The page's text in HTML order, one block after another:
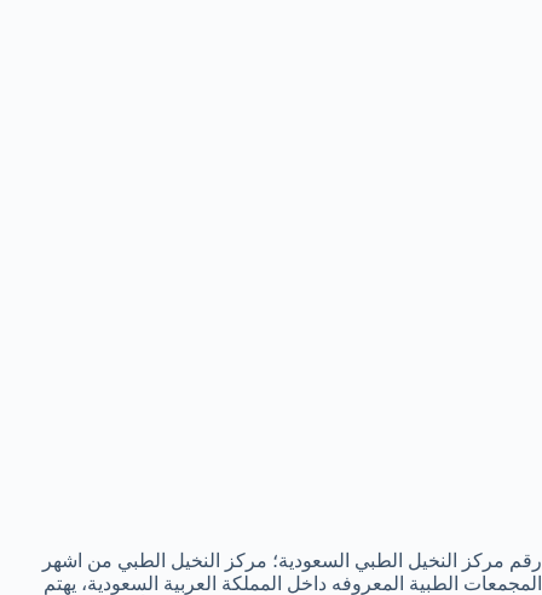
رقم مركز النخيل الطبي السعودية؛ مركز النخيل الطبي من اشهر
المجمعات الطبية المعروفه داخل المملكة العربية السعودية، يهتم